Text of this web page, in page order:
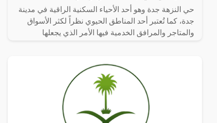
حي النزهة جدة وهو أحد الأحياء السكنية الراقية في مدينة
جدة، كما تُعتبر أحد المناطق الحيوي نظراً لكثر الأسواق
والمتاجر والمرافق الخدمية فيها الأمر الذي يجعلها